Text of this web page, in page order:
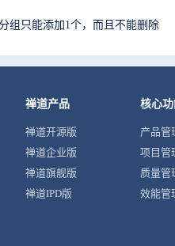
组只能添加1个，而且不能删除
禅道产品
禅道开源版
禅道企业版
禅道旗舰版
禅道IPD版
核心
产品管
项目管
质量管
效能管